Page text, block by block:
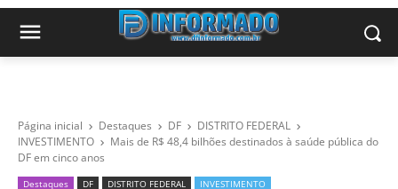
Página inicial Destaques DF
DISTRITO FEDERAL
INVESTIMENTO
Mais de R$ 48,4 bilhões destinados à saúde pública do
DF em cinco anos
Destaques DF DISTRITO FEDERAL INVESTIMENTO